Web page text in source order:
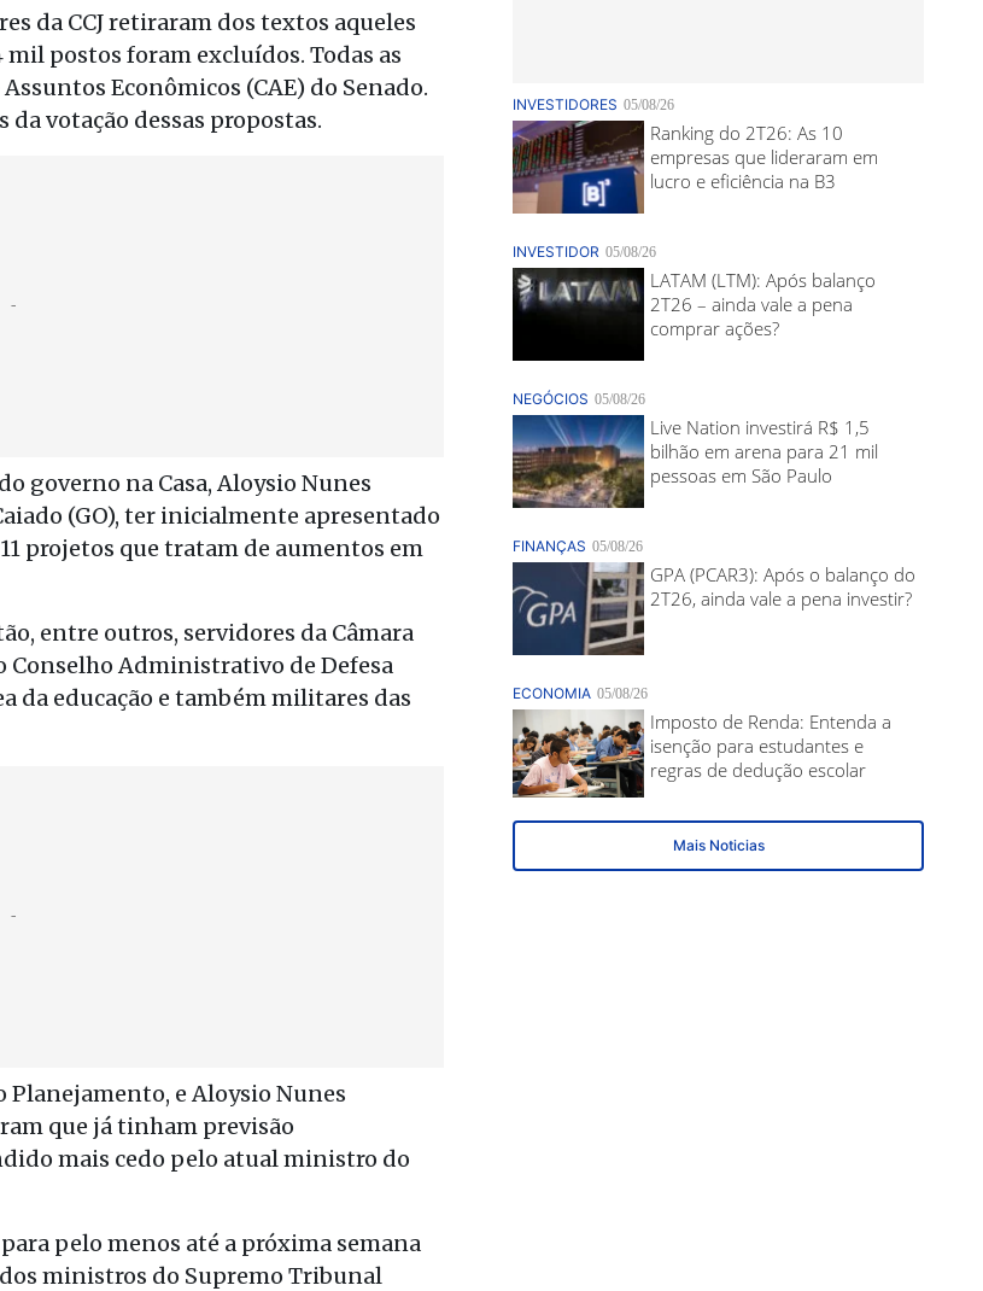
da CCJ retiraram dos textos aqueles
postos foram excluídos. Todas as
Econômicos (CAE) do Senado.
votação dessas propostas.
governo na Casa, Aloysio Nunes
(GO), ter inicialmente apresentado
projetos que tratam de aumentos em
entre outros, servidores da Câmara
Conselho Administrativo de Defesa
da educação e também militares das
Planejamento, e Aloysio Nunes
que já tinham previsão
mais cedo pelo atual ministro do
pelo menos até a próxima semana
ministros do Supremo Tribunal